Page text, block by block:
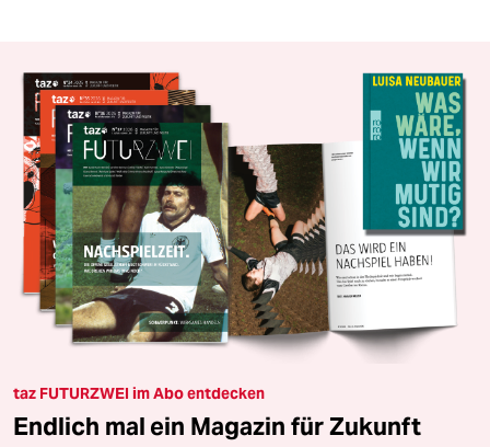
taz FUTURZWEI im Abo entdecken
Endlich mal ein Magazin für Zukunft